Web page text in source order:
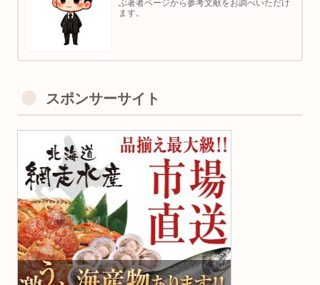
ぶ著者ページから参考文献をお調べいただけ
ます。
スポンサーサイト